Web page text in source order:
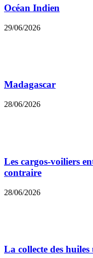
Océan Indien
29/06/2026
Madagascar
28/06/2026
Les cargos-voiliers
contraire
28/06/2026
La collecte des huiles